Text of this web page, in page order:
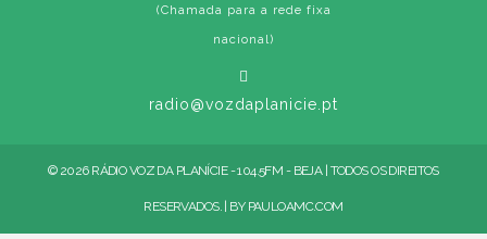
(Chamada para a rede fixa
nacional)
radio@vozdaplanicie.pt
© 2026 RÁDIO VOZ DA PLANÍCIE - 104.5FM - BEJA | TODOS OS DIREITOS
RESERVADOS. | BY PAULOAMC.COM